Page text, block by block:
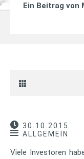
Ein Beitrag von
30.10.2015
ALLGEMEIN
Viele Investoren